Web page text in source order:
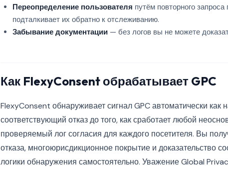
Переопределение пользователя путём повторного
подталкивает их обратно к отслеживанию.
Забывание документации — без логов вы не можете
Как FlexyConsent обрабатывает GPC
FlexyConsent обнаруживает сигнал GPC автоматически как
соответствующий отказ до того, как сработает любой
проверяемый лог согласия для каждого посетителя. Вы
отказа, многоюрисдикционное покрытие и доказательство
логики обнаружения самостоятельно. Уважение Global